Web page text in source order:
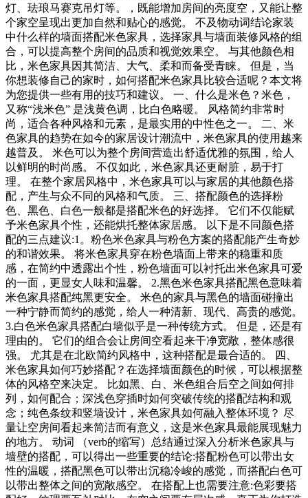
灯、珐琅马赛克吊灯等。，既能增加房间的亮度空，又能让整
个家空呈现出更加自然和贴心的感觉。 不及物动词结论家装
中什么样的墙面搭配米色家具，选择家具与墙面装修风格的组
合，可以提高整个房间的品质和视觉效果空。 与其他颜色相
比，米色家具因其简洁、大气、柔和而备受青睐。 但是，当
你想装修自己的家时，如何搭配米色家具比较合适呢？本文将
为您提供一些有用的技巧和建议。 一、什么是米色？米色，
又称“浅米色” 是浅黄色调，比白色略暖。 风格简约非常时
尚，适合各种风格和元素，是最实用的中性色之一。 二、米
色家具的趋势在如今的家居设计潮流中，米色家具的使用越来
越普及。 米色可以为整个房间营造出舒适优雅的氛围，给人
以鲜明的时尚感。 不仅如此，米色家具还更耐脏，易于打
理。 在整个家居风格中，米色家具可以与家居的其他颜色搭
配，产生与众不同的风格和气质。 三、搭配颜色的选择粉
色、黑色、白色一般都是搭配米色的好选择。 它们不仅能赋
予米色家具个性，还能烘托整体家居感。 以下是不同颜色搭
配的三点建议:1。粉色米色家具与粉色方案的搭配能产生奇妙
的和谐效果。 将米色家具穿在粉色墙面上带来的稳重和质
感，在简约中透露出个性，粉色墙面可以衬托出米色家具可爱
的一面，更显女人味和温馨。 2.黑色米色家具搭配黑色意味着
米色家具搭配纯黑更安全。 米色的家具与黑色的墙面碰撞出
一种宁静而简约的感觉，给人一种清新、现代、高贵的感觉。
3.白色米色家具搭配白墙似乎是一种传统方式。 但是，还是有
理由的。 它们的组合会让房间空看起来干净宽敞，整体感很
强。 尤其是在北欧简约风格中，这种搭配是最合适的。 四、
米色家具如何巧妙搭配？在选择墙面颜色的时候，可以根据整
体的风格空来决定。 比如黑、白、米色组合后空之间如何排
列，如何配合；深浅色穿插时如何突破传统的搭配结构和观
念；纯色条纹和竖墙设计，米色家具如何融入整体环境？ 尽
量让空房间看起来简洁而有意义，这是米色家具最能展现魅力
的地方。 动词 （verb的缩写）总结通过深入分析米色家具与
墙壁的搭配，可以得出一些重要的结论:搭配粉色可以带出女
性的温暖，搭配黑色可以带出沉稳冷峻的感觉，而搭配白色可
以带出整体之间的宽敞感空。 在搭配上也需要注意:色彩要搭